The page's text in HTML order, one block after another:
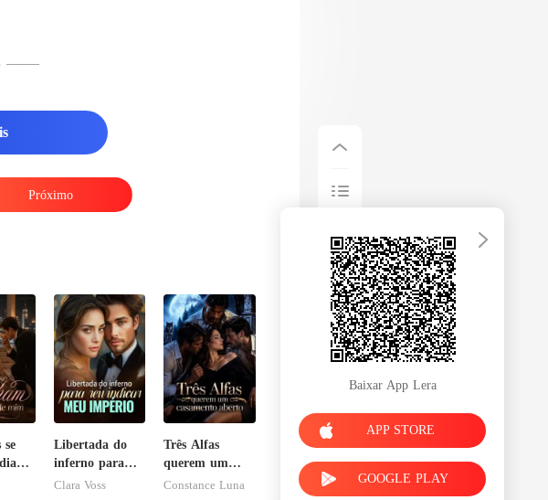
——
Próximo
se
Libertada do
inferno para
reivindicar meu
Clara Voss
Três Alfas
querem um
casamento
Constance Luna
Baixar App Lera
APP STORE
GOOGLE PLAY